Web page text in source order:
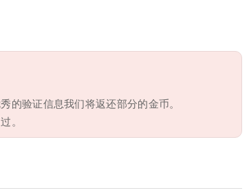
的验证信息我们将返还部分的金币。
。